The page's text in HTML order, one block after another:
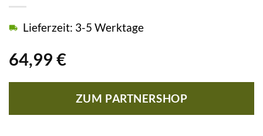
64,99 €
Lieferzeit: 3-5 Werktage
ZUM PARTNERSHOP